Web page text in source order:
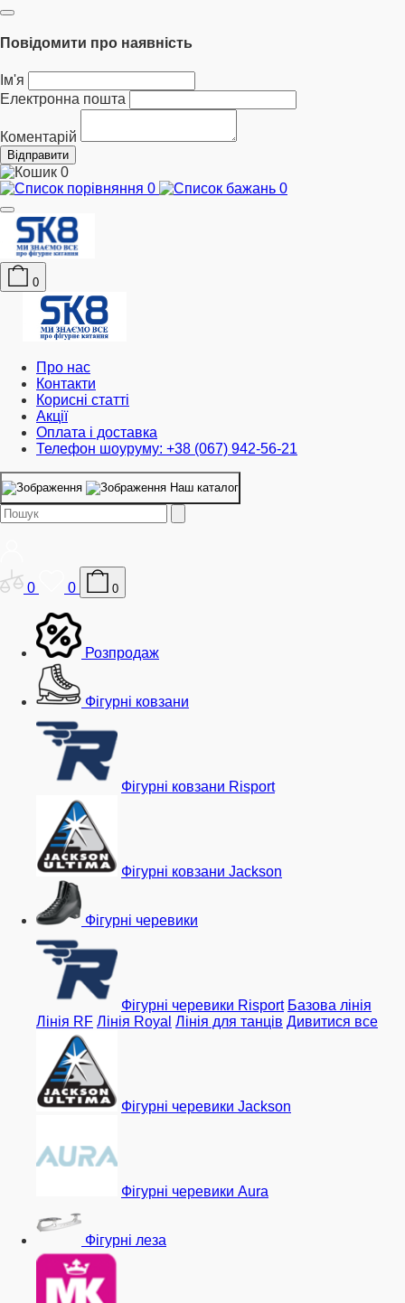
Повідомити про наявність
Ім'я
Електронна пошта
Коментарій
Відправити
0
0
0
0
Про нас
Контакти
Корисні статті
Акції
Оплата і доставка
Телефон шоуруму: +38 (067) 942-56-21
Наш каталог
0 0 0
Розпродаж
Фігурні ковзани
Фігурні ковзани Risport
Фігурні ковзани Jackson
Фігурні черевики
Фігурні черевики Risport Базова лінія
Лінія RF Лінія Royal Лінія для танців Дивитися все
Фігурні черевики Jackson
Фігурні черевики Aura
Фігурні леза